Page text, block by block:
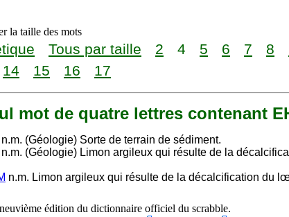
la taille des mots
Tous par taille 2 4 5 6 7 8
14 15 16 17
mot de quatre lettres contenant
n.m. (Géologie) Sorte de terrain de sédiment.
n.m. (Géologie) Limon argileux qui résulte de la
n.m. Limon argileux qui résulte de la décalcification du
édition du dictionnaire officiel du scrabble.